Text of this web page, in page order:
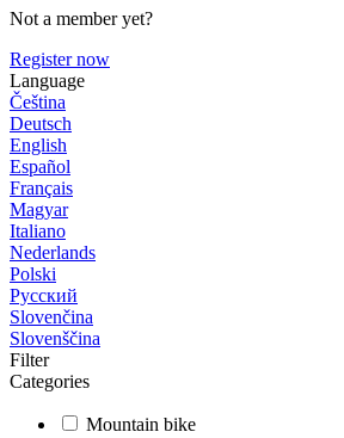
Not a member yet?
Register now
Language
Čeština
Deutsch
English
Español
Français
Magyar
Italiano
Nederlands
Polski
Русский
Slovenčina
Slovenščina
Filter
Categories
Mountain bike